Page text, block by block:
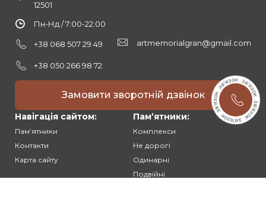
12501
Пн-Нд / 7:00-22:00
+38 068 507 29 49
+38 050 266 98 72
artmemorialgran@gmail.com
Замовити зворотній дзвінок
Навігація сайтом:
Памʼятники
Контакти
Карта сайту
Памʼятники:
Комплекси
Не дорогі
Одинарні
Подвійні